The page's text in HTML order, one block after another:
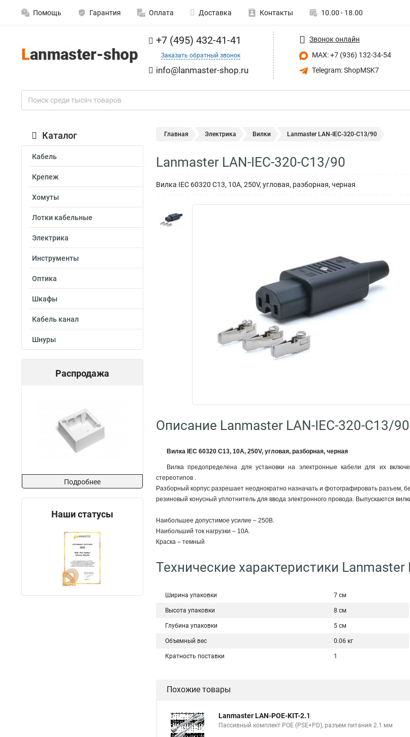
Помощь Гарантия Оплата Доставка Контакты 10.00 - 18.00
+7 (495) 432-41-41
Заказать обратный звонок
info@lanmaster-shop.ru
Звонок онлайн
MAX: +7 (936) 132-34-54
Telegram: ShopMSK7
Каталог
Кабель
Крепеж
Хомуты
Лотки кабельные
Электрика
Инструменты
Оптика
Шкафы
Кабель канал
Шнуры
Распродажа
Подробнее
Наши статусы
Главная Электрика Вилки Lanmaster LAN-IEC-320-C13/90
Lanmaster LAN-IEC-320-C13/90
Вилка IEC 60320 C13, 10A, 250V, угловая, разборная, черная
Описание Lanmaster LAN-IEC-320-C13/90
Вилка IEC 60320 C13, 10A, 250V, угловая, разборная, черная
Вилка предопределена для установки на электронные кабели для их
стереотипов .
Разборный корпус разрешает неоднократно назначать и фотографировать разъем,
резиновый конусный уплотнитель для ввода электронного провода. Выпускаются
Наибольшее допустимое усилие – 250В.
Наибольший ток нагрузки – 10A.
Краска – темный
Технические характеристики Lanmaster
Ширина упаковки 7 см
Высота упаковки 8 см
Глубина упаковки 5 см
Объемный вес 0.06 кг
Кратность поставки 1
Похожие товары
Lanmaster LAN-POE-KIT-2.1
Пассивный комплект POE (PSE+PD), разъем питания 2.1 мм